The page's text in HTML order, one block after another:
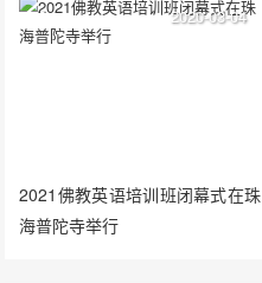
2021佛教英语培训班闭幕式在珠
海普陀寺举行
2020-03-04